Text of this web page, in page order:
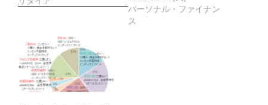
パーソナル・ファイナン
ス